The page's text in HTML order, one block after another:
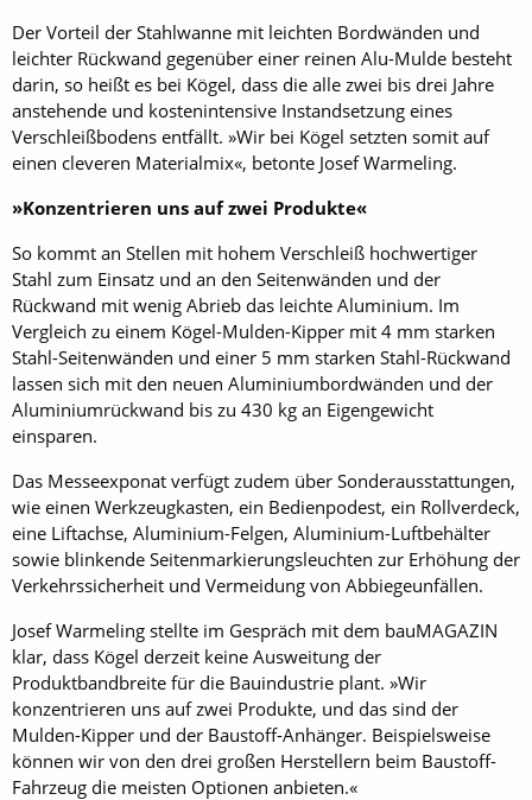
Der Vorteil der Stahlwanne mit leichten Bordwänden und
leichter Rückwand gegenüber einer reinen Alu-Mulde besteht
darin, so heißt es bei Kögel, dass die alle zwei bis drei Jahre
anstehende und kostenintensive Instandsetzung eines
Verschleißbodens entfällt. »Wir bei Kögel setzten somit auf
einen cleveren Materialmix«, betonte Josef Warmeling.
»Konzentrieren uns auf zwei Produkte«
So kommt an Stellen mit hohem Verschleiß hochwertiger
Stahl zum Einsatz und an den Seitenwänden und der
Rückwand mit wenig Abrieb das leichte Aluminium. Im
Vergleich zu einem Kögel-Mulden-Kipper mit 4 mm starken
Stahl-Seitenwänden und einer 5 mm starken Stahl-Rückwand
lassen sich mit den neuen Aluminiumbordwänden und der
Aluminiumrückwand bis zu 430 kg an Eigengewicht
einsparen.
Das Messeexponat verfügt zudem über Sonderausstattungen,
wie einen Werkzeugkasten, ein Be­dien­podest, ein Rollverdeck,
eine Liftachse, Aluminium-Felgen, Aluminium-Luftbehälter
sowie blinkende Seitenmarkierungsleuchten zur Erhöhung der
Verkehrssicherheit und Vermeidung von Abbiegeunfällen.
Josef Warmeling stellte im Gespräch mit dem bauMAGAZIN
klar, dass Kögel derzeit keine Ausweitung der
Produktbandbreite für die Bauindustrie plant. »Wir
konzentrieren uns auf zwei Produkte, und das sind der
Mulden-Kipper und der Baustoff-Anhänger. Beispielsweise
können wir von den drei großen Herstellern beim Baustoff-
Fahrzeug die meisten Optionen anbieten.«